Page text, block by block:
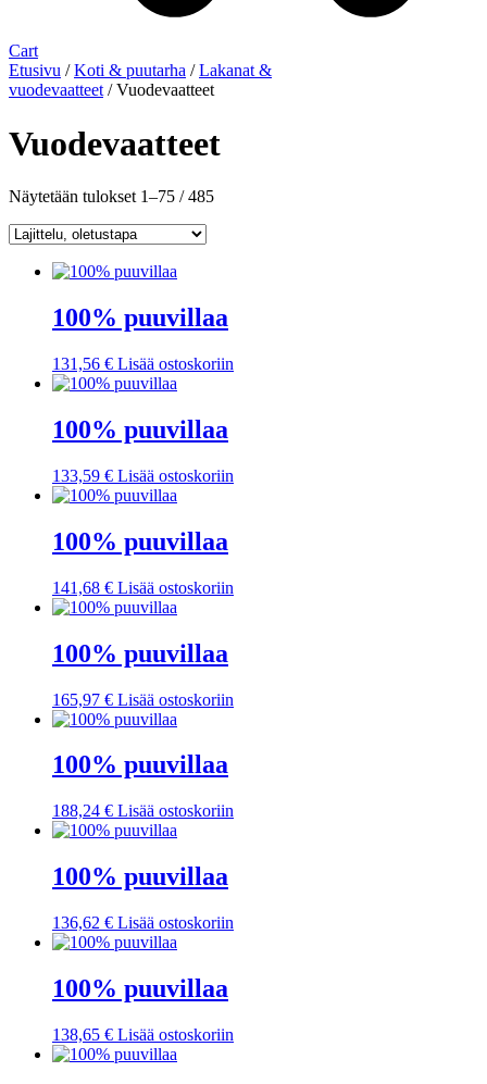
Cart
Etusivu /Koti & puutarha /Lakanat &
vuodevaatteet / Vuodevaatteet
Vuodevaatteet
Näytetään tulokset 1–75 / 485
100% puuvillaa
131,56 € Lisää ostoskoriin
100% puuvillaa
133,59 € Lisää ostoskoriin
100% puuvillaa
141,68 € Lisää ostoskoriin
100% puuvillaa
165,97 € Lisää ostoskoriin
100% puuvillaa
188,24 € Lisää ostoskoriin
100% puuvillaa
136,62 € Lisää ostoskoriin
100% puuvillaa
138,65 € Lisää ostoskoriin